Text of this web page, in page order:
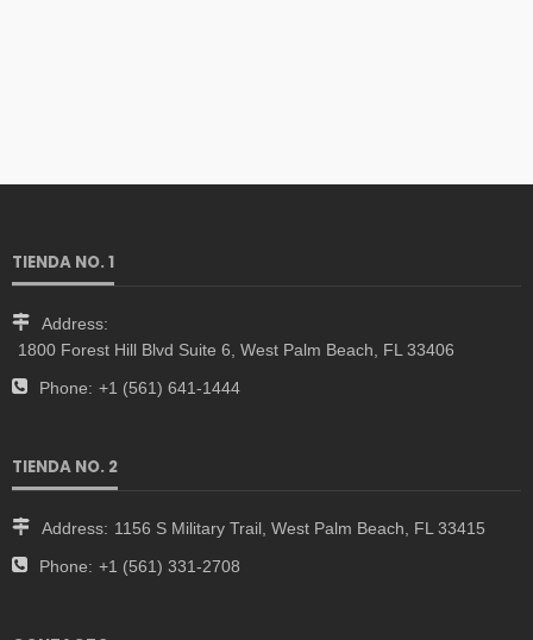
TIENDA NO. 1
Address:
1800 Forest Hill Blvd Suite 6, West Palm Beach, FL 33406
Phone: +1 (561) 641-1444
TIENDA NO. 2
Address: 1156 S Military Trail, West Palm Beach, FL 33415
Phone: +1 (561) 331-2708